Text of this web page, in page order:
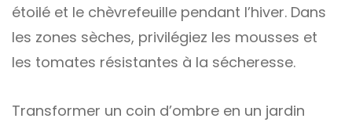
étoilé et le chèvrefeuille pendant l’hiver. Dans
les zones sèches, privilégiez les mousses et
les tomates résistantes à la sécheresse.
Transformer un coin d’ombre en un jardin